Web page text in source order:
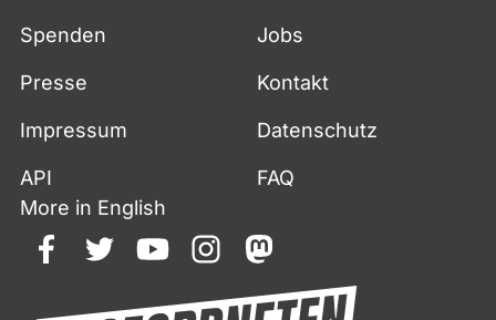
Spenden Jobs
Presse Kontakt
Impressum Datenschutz
API
FAQ
More in English
facebooktwitteryoutubeinstagrammastodon